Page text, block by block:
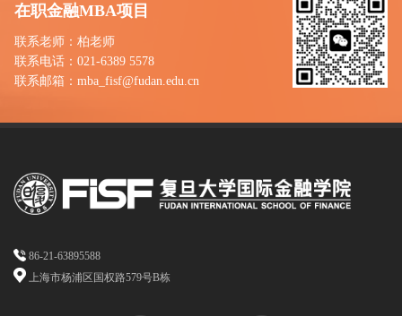
在职金融MBA项目
联系老师：柏老师
联系电话：021-6389 5578
联系邮箱：mba_fisf@fudan.edu.cn
86-21-63895588
上海市杨浦区国权路579号B栋